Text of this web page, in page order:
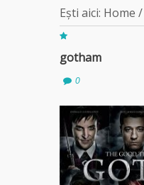
Ești aici: Home /
gotham
0